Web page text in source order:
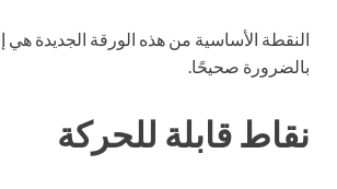
النقطة الأساسية من هذه الورقة الجديدة هي
بالضرورة صحيحًا.
نقاط قابلة للحركة